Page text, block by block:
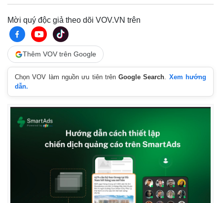
Cuộc sống đó đây
Hồ sơ
Ảnh
E-Magazine
Infographic
Mời quý độc giả theo dõi VOV.VN trên
Thêm VOV trên Google
Chọn VOV làm nguồn ưu tiên trênGoogle Search. Xem hướng
dẫn.